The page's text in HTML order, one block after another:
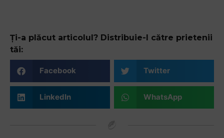
Ți-a plăcut articolul? Distribuie-l către prietenii
tăi:
Facebook Twitter
LinkedIn WhatsApp